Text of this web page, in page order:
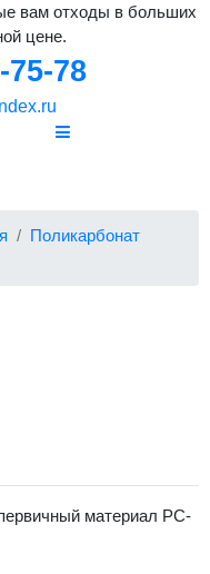
вам отходы в больших
цене.
75-78
Поликарбонат
материал PC-